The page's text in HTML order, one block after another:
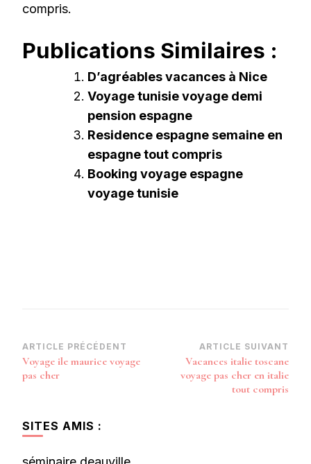
compris.
Publications Similaires :
D’agréables vacances à Nice
Voyage tunisie voyage demi
pension espagne
Residence espagne semaine en
espagne tout compris
Booking voyage espagne
voyage tunisie
Navigation
d’article
ARTICLE PRÉCÉDENT
Voyage ile maurice voyage
pas cher
ARTICLE SUIVANT
Vacances italie toscane
voyage pas cher en italie
tout compris
SITES AMIS :